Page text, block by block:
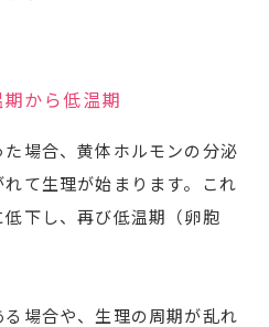
から低温期
場合、黄体ホルモンの分泌
て生理が始まります。これ
下し、再び低温期（卵胞
場合や、生理の周期が乱れ